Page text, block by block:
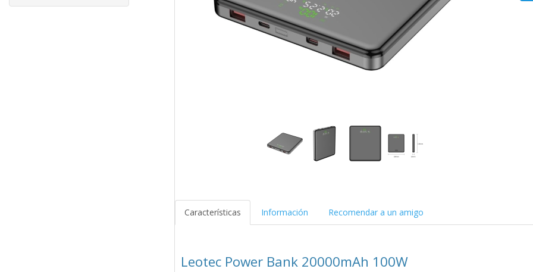
Características Información Recomendar a un amigo
Leotec Power Bank 20000mAh 100W